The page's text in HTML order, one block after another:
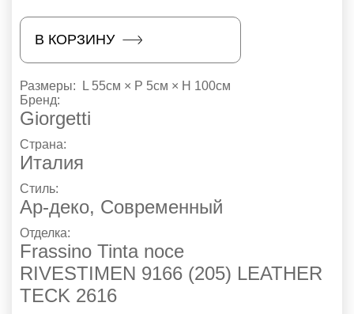
В КОРЗИНУ
Размеры:
L 55см × P 5см × H 100см
Бренд:
Giorgetti
Страна:
Италия
Стиль:
Ар-деко, Современный
Отделка:
Frassino Tinta noce
RIVESTIMEN 9166 (205) LEATHER
TECK 2616